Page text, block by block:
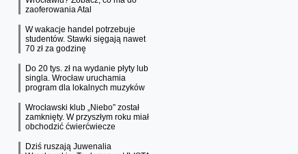
zaoferowania Atal
W wakacje handel potrzebuje
studentów. Stawki sięgają nawet
70 zł za godzinę
Do 20 tys. zł na wydanie płyty lub
singla. Wrocław uruchamia
program dla lokalnych muzyków
Wrocławski klub „Niebo” został
zamknięty. W przyszłym roku miał
obchodzić ćwierćwiecze
Dziś ruszają Juwenalia